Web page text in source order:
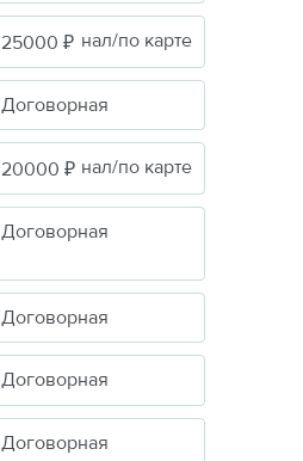
25000 ₽ нал/по карте
Договорная
20000 ₽ нал/по карте
Договорная
Договорная
Договорная
Договорная